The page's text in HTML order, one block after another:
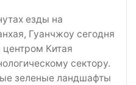
езды на
Гуанчжоу сегодня
Китая
сектору.
зеленые ландшафты